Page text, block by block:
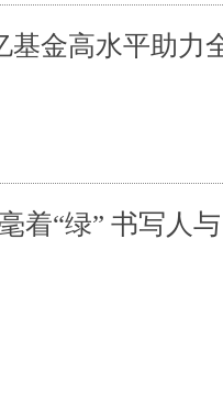
基金高水平助力
着“绿” 书写人